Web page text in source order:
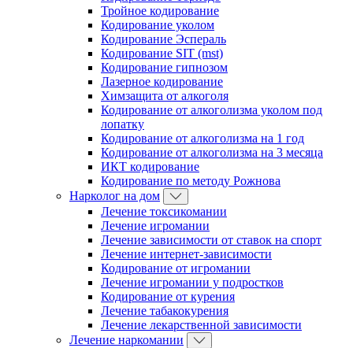
Тройное кодирование
Кодирование уколом
Кодирование Эспераль
Кодирование SIT (mst)
Кодирование гипнозом
Лазерное кодирование
Химзащита от алкоголя
Кодирование от алкоголизма уколом под
лопатку
Кодирование от алкоголизма на 1 год
Кодирование от алкоголизма на 3 месяца
ИКТ кодирование
Кодирование по методу Рожнова
Нарколог на дом
Лечение токсикомании
Лечение игромании
Лечение зависимости от ставок на спорт
Лечение интернет-зависимости
Кодирование от игромании
Лечение игромании у подростков
Кодирование от курения
Лечение табакокурения
Лечение лекарственной зависимости
Лечение наркомании